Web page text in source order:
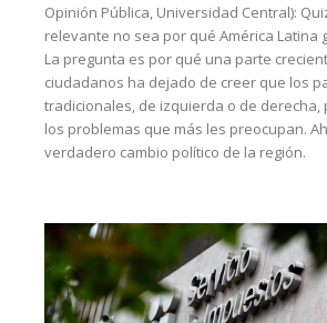
Opinión Pública, Universidad Central):
relevante no sea por qué América Latina
La pregunta es por qué una parte
ciudadanos ha dejado de creer que los
tradicionales, de izquierda o de
los problemas que más les preocupan.
verdadero cambio político de la región.